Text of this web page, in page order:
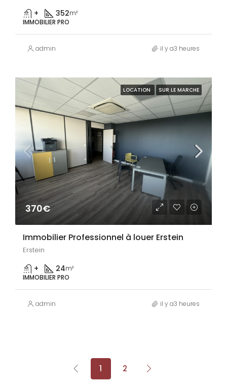
+ 352m²
IMMOBILIER PRO
admin il y a3 heures
LOCATION SUR LE MARCHE
370€
Immobilier Professionnel à louer Erstein
Erstein
+ 24m²
IMMOBILIER PRO
admin il y a3 heures
1 2